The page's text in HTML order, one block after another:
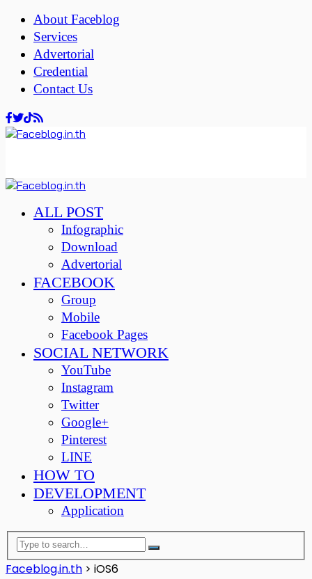
About Faceblog
Services
Advertorial
Credential
Contact Us
ALL POST
Infographic
Download
Advertorial
FACEBOOK
Group
Mobile
Facebook Pages
SOCIAL NETWORK
YouTube
Instagram
Twitter
Google+
Pinterest
LINE
HOW TO
DEVELOPMENT
Application
Faceblog.in.th > iOS6